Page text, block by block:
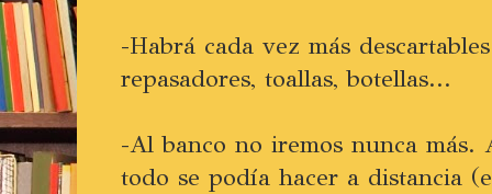
-Habrá cada vez más
repasadores, toallas, botellas...
-Al banco no iremos nunca más.
todo se podía hacer a distancia